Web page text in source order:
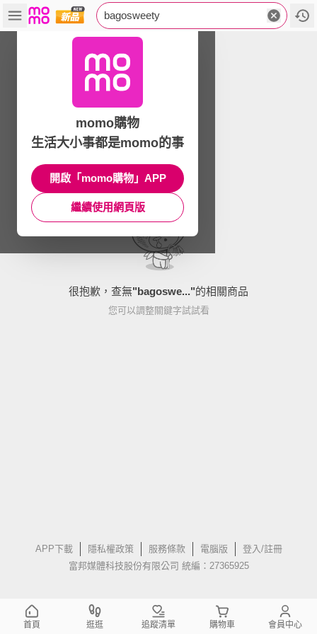
bagosweety
很抱歉，查無"bagoswe..."的相關商品
您可以調整關鍵字試試看
APP下載 隱私權政策 服務條款 電腦版
登入/註冊
富邦媒體科技股份有限公司 統編：27365925
momo購物
生活大小事都是momo的事
開啟「momo購物」APP
繼續使用網頁版
首頁 逛逛 追蹤清單 購物車 會員中心